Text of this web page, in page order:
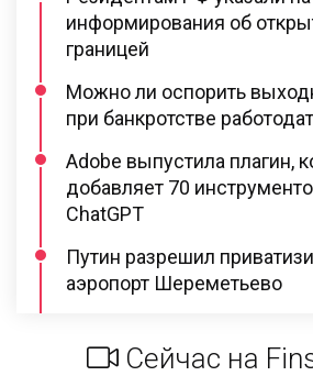
информирования об
границей
Можно ли оспорить
при банкротстве
Adobe выпустила плагин,
добавляет 70
ChatGPT
Путин разрешил
аэропорт Шереметьево
Сейчас на